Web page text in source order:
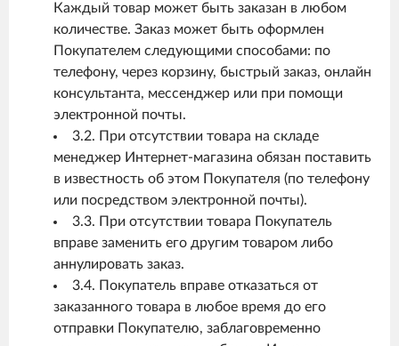
Каждый товар может быть заказан в любом
количестве. Заказ может быть оформлен
Покупателем следующими способами: по
телефону, через корзину, быстрый заказ, онлайн
консультанта, мессенджер или при помощи
электронной почты.
3.2. При отсутствии товара на складе
менеджер Интернет-магазина обязан поставить
в известность об этом Покупателя (по телефону
или посредством электронной почты).
3.3. При отсутствии товара Покупатель
вправе заменить его другим товаром либо
аннулировать заказ.
3.4. Покупатель вправе отказаться от
заказанного товара в любое время до его
отправки Покупателю, заблаговременно